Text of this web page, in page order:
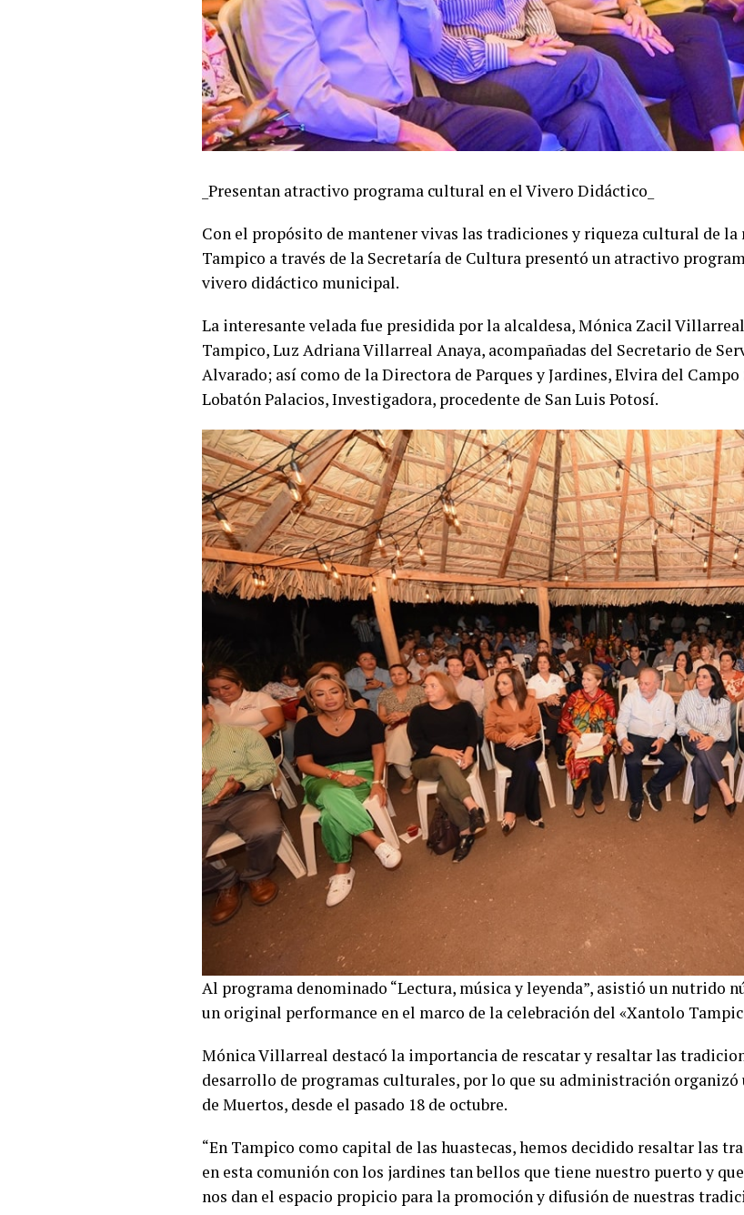
_Presentan atractivo programa cultural en el Vivero Didáctico_
Con el propósito de mantener vivas las tradiciones y riqueza cultural de
Tampico a través de la Secretaría de Cultura presentó un atractivo
vivero didáctico municipal.
La interesante velada fue presidida por la alcaldesa, Mónica Zacil
Tampico, Luz Adriana Villarreal Anaya, acompañadas del Secretario de
Alvarado; así como de la Directora de Parques y Jardines, Elvira del
Lobatón Palacios, Investigadora, procedente de San Luis Potosí.
Al programa denominado “Lectura, música y leyenda”, asistió un nutrido
un original performance en el marco de la celebración del «Xantolo
Mónica Villarreal destacó la importancia de rescatar y resaltar las
desarrollo de programas culturales, por lo que su administración
de Muertos, desde el pasado 18 de octubre.
“En Tampico como capital de las huastecas, hemos decidido resaltar las
en esta comunión con los jardines tan bellos que tiene nuestro puerto y
nos dan el espacio propicio para la promoción y difusión de nuestras